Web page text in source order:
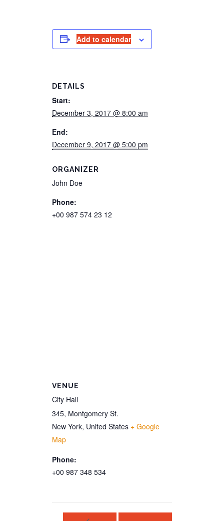
Add to calendar
DETAILS
Start:
December 3, 2017 @ 8:00 am
End:
December 9, 2017 @ 5:00 pm
ORGANIZER
John Doe
Phone:
+00 987 574 23 12
VENUE
City Hall
345, Montgomery St.
New York, United States + Google
Map
Phone:
+00 987 348 534